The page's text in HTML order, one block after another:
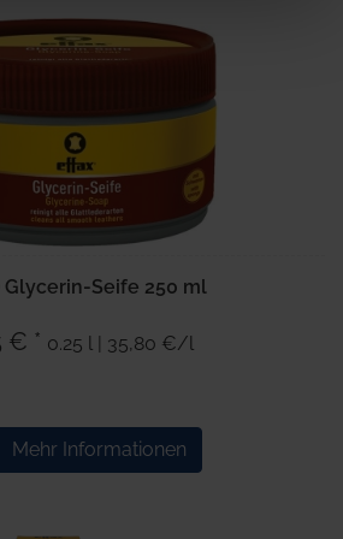
Seife 250 ml
€ * 0.25 l | 35,80 €/l
Mehr Informationen